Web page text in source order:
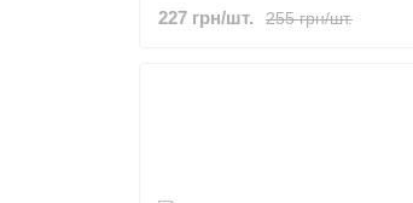
255 грн/шт.
227 грн/шт.